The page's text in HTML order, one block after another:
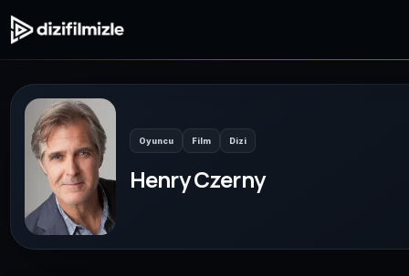
Oyuncu Film Dizi
Henry Czerny